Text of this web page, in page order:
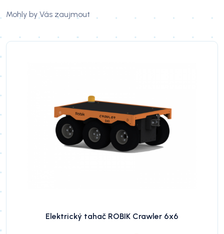
Mohly by Vás zaujmout
Elektrický tahač ROBIK Crawler 6x6